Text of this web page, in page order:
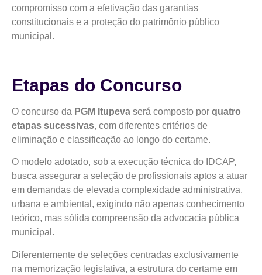
compromisso com a efetivação das garantias
constitucionais e a proteção do patrimônio público
municipal.
Etapas do Concurso
O concurso da PGM Itupeva será composto por quatro
etapas sucessivas, com diferentes critérios de
eliminação e classificação ao longo do certame.
O modelo adotado, sob a execução técnica do IDCAP,
busca assegurar a seleção de profissionais aptos a atuar
em demandas de elevada complexidade administrativa,
urbana e ambiental, exigindo não apenas conhecimento
teórico, mas sólida compreensão da advocacia pública
municipal.
Diferentemente de seleções centradas exclusivamente
na memorização legislativa, a estrutura do certame em